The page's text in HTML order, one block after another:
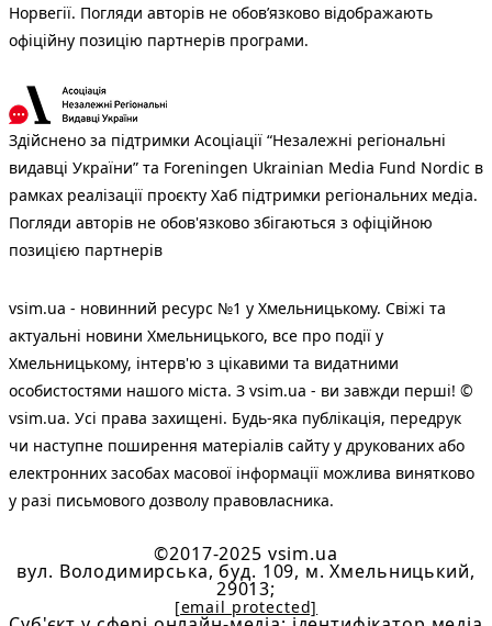
Норвегії. Погляди авторів не обов’язково відображають
офіційну позицію партнерів програми.
Здійснено за підтримки Асоціації “Незалежні регіональні
видавці України” та Foreningen Ukrainian Media Fund Nordic в
рамках реалізації проєкту Хаб підтримки регіональних медіа.
Погляди авторів не обов'язково збігаються з офіційною
позицією партнерів
vsim.ua - новинний ресурс №1 у Хмельницькому. Свіжі та
актуальні новини Хмельницького, все про події у
Хмельницькому, інтерв'ю з цікавими та видатними
особистостями нашого міста. З vsim.ua - ви завжди перші! ©
vsim.ua. Усі права захищені. Будь-яка публiкацiя, передрук
чи наступне поширення матеріалів сайту у друкованих або
електронних засобах масової інформації можлива винятково
у разі письмового дозволу правовласника.
©2017-2025 vsim.ua
вул. Володимирська, буд. 109, м. Хмельницький,
29013;
[email protected]